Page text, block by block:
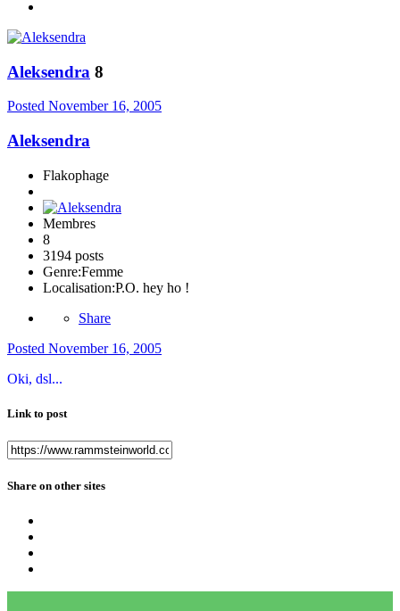
Aleksendra 8
Posted November 16, 2005
Aleksendra
Flakophage
Membres
8
3194 posts
Genre:Femme
Localisation:P.O. hey ho !
Share
Posted November 16, 2005
Oki, dsl...
Link to post
Share on other sites